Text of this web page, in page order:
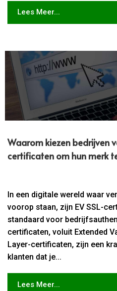
Lees Meer...
Waarom kiezen bedrijven
certificaten om hun merk
In een digitale wereld waar
voorop staan, zijn EV SSL-
standaard voor
certificaten, voluit Extended
Layer-certificaten, zijn een
klanten dat je...
Lees Meer...